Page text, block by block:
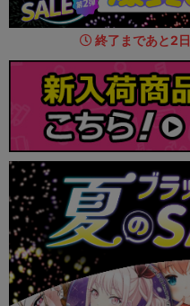
終了まであと2日